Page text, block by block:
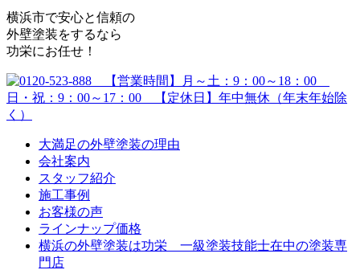
横浜市で安心と信頼の
外壁塗装をするなら
功栄にお任せ！
大満足の外壁塗装の理由
会社案内
スタッフ紹介
施工事例
お客様の声
ラインナップ価格
横浜の外壁塗装は功栄 一級塗装技能士在中の塗装専
門店